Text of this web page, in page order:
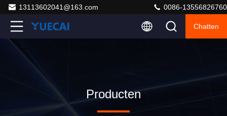
13113602041@163.com 0086-13556826760
Chatten
Producten